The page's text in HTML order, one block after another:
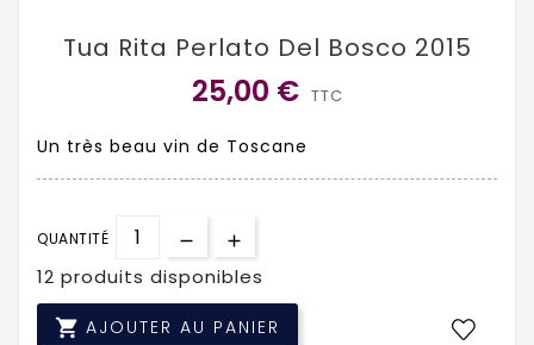
Tua Rita Perlato Del Bosco 2015
25,00 € TTC
Un très beau vin de Toscane
QUANTITÉ
12 produits disponibles
 AJOUTER AU PANIER